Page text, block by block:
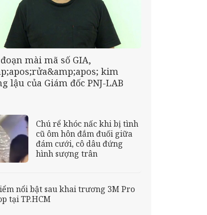
mài mã số GIA,
kim
lậu của Giám đốc PNJ-LAB
Chú rể khóc nấc khi bị tình
cũ ôm hôn đắm đuối giữa
đám cưới, cô dâu đứng
hình sượng trân
nổi bật sau khai trương 3M Pro
tại TP.HCM